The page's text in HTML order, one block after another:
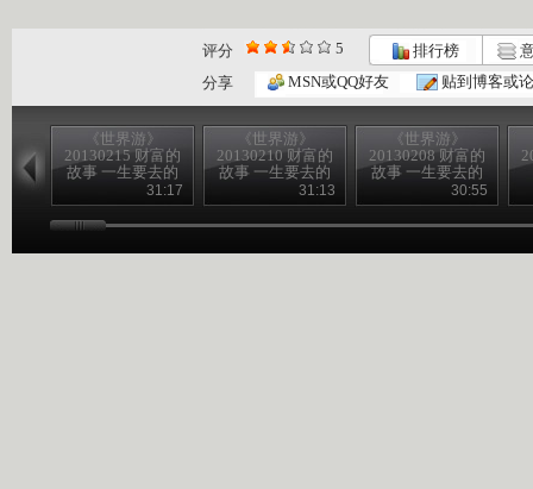
评分 5 排行榜
分享
MSN或QQ好友 贴到博客或
《世界游》
20130215 财富的
故事 一生要去的
31:17
《世界游》
20130210 财富的
故事 一生要去的
31:13
《世界游》
20130208 财富的
故事 一生要去的
30:55